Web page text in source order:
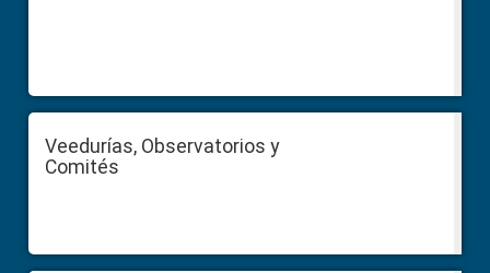
Veedurías, Observatorios y
Comités